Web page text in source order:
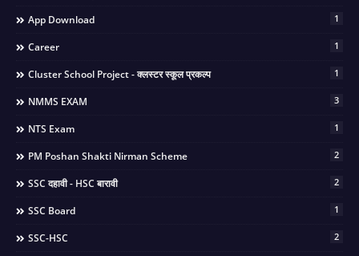
App Download 1
Career 1
Cluster School Project - क्लस्टर स्कूल प्रकल्प 1
NMMS EXAM 3
NTS Exam 1
PM Poshan Shakti Nirman Scheme 2
SSC दहावी - HSC बारावी 2
SSC Board 1
SSC-HSC 2